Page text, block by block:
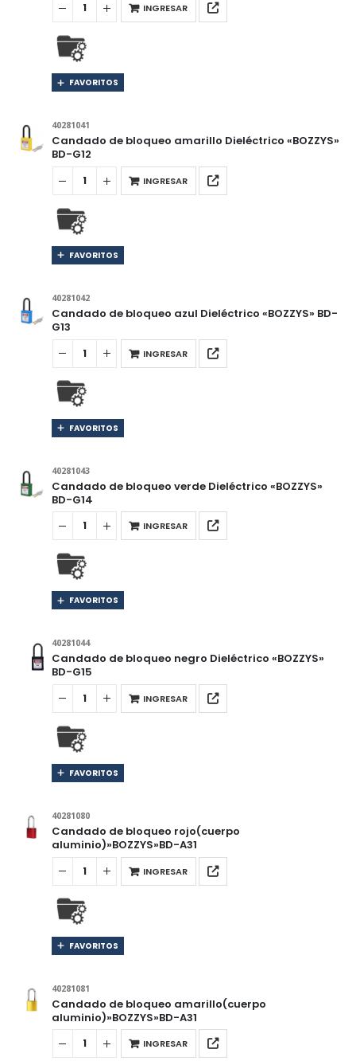
INGRESAR
FAVORITOS
40281041
Candado de bloqueo amarillo Dieléctrico «BOZZYS»
BD-G12
INGRESAR
FAVORITOS
40281042
Candado de bloqueo azul Dieléctrico «BOZZYS» BD-
G13
INGRESAR
FAVORITOS
40281043
Candado de bloqueo verde Dieléctrico «BOZZYS»
BD-G14
INGRESAR
FAVORITOS
40281044
Candado de bloqueo negro Dieléctrico «BOZZYS»
BD-G15
INGRESAR
FAVORITOS
40281080
Candado de bloqueo rojo(cuerpo
aluminio)»BOZZYS»BD-A31
INGRESAR
FAVORITOS
40281081
Candado de bloqueo amarillo(cuerpo
aluminio)»BOZZYS»BD-A31
INGRESAR